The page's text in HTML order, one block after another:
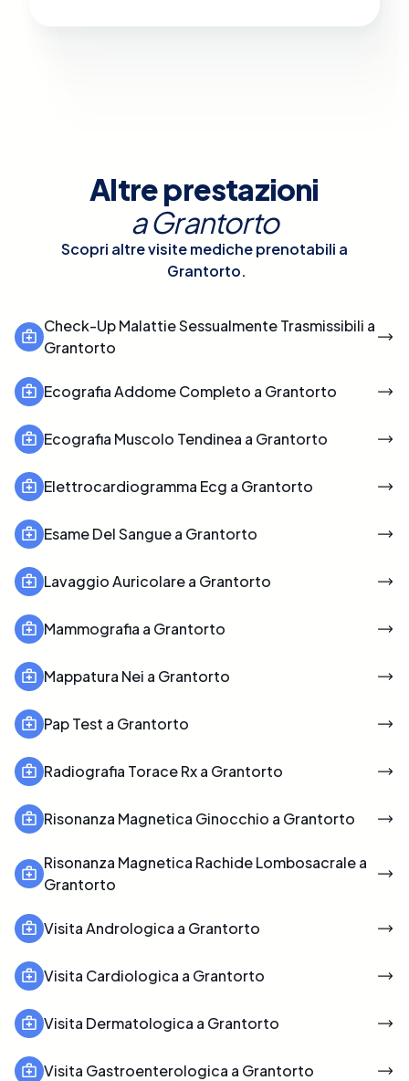
Altre prestazioni
aGrantorto
Scopri altre visite mediche prenotabili a
Grantorto.
Check-Up Malattie Sessualmente Trasmissibili a
Grantorto
Ecografia Addome Completo a Grantorto
Ecografia Muscolo Tendinea a Grantorto
Elettrocardiogramma Ecg a Grantorto
Esame Del Sangue a Grantorto
Lavaggio Auricolare a Grantorto
Mammografia a Grantorto
Mappatura Nei a Grantorto
Pap Test a Grantorto
Radiografia Torace Rx a Grantorto
Risonanza Magnetica Ginocchio a Grantorto
Risonanza Magnetica Rachide Lombosacrale a
Grantorto
Visita Andrologica a Grantorto
Visita Cardiologica a Grantorto
Visita Dermatologica a Grantorto
Visita Gastroenterologica a Grantorto